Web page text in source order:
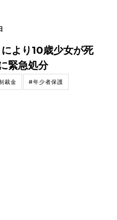
より10歳少女が死
緊急処分
裁金 #年少者保護